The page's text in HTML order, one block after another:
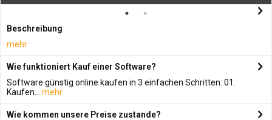
Beschreibung
mehr
Wie funktioniert Kauf einer Software?
Software günstig online kaufen in 3 einfachen Schritten: 01.
Kaufen...
mehr
Wie kommen unsere Preise zustande?